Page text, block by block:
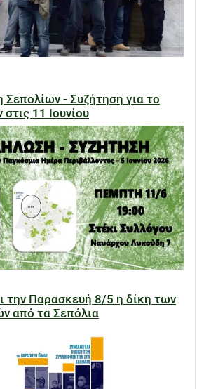
Σεπολίων - Συζήτηση για το
11 Ιουνίου
την Παρασκευή 8/5 η δίκη των
από τα Σεπόλια